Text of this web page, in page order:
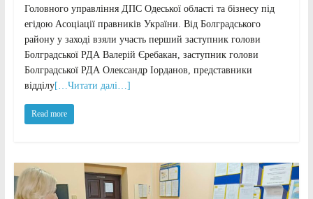
Головного управління ДПС Одеської області та бізнесу під
егідою Асоціації правників України. Від Болградського
району у заході взяли участь перший заступник голови
Болградської РДА Валерій Єребакан, заступник голови
Болградської РДА Олександр Іорданов, представники
відділу[…Читати далі…]
Read more